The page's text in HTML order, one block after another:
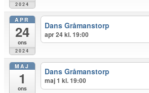
2024
APR
24
ons
2024
Dans Gråmanstorp
apr 24 kl. 19:00
MAJ
1
ons
Dans Gråmanstorp
maj 1 kl. 19:00